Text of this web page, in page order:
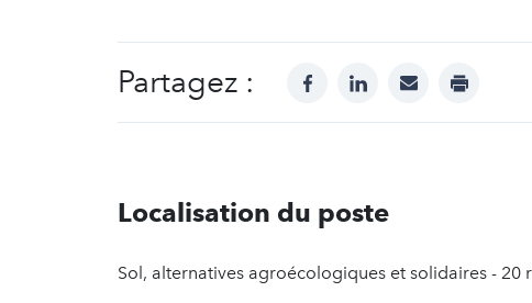
Partagez : facebooklinkedinmail print
Localisation du poste
Sol, alternatives agroécologiques et solidaires - 20